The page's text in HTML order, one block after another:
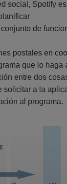
social, Spotify
de
postales en
que lo haga
entre dos
a la
al programa.